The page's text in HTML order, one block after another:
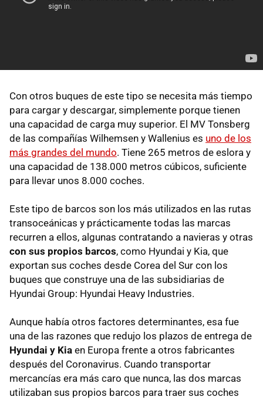
Con otros buques de este tipo se necesita más tiempo
para cargar y descargar, simplemente porque tienen
una capacidad de carga muy superior. El MV Tonsberg
de las compañías Wilhemsen y Wallenius es uno de los
más grandes del mundo. Tiene 265 metros de eslora y
una capacidad de 138.000 metros cúbicos, suficiente
para llevar unos 8.000 coches.
Este tipo de barcos son los más utilizados en las rutas
transoceánicas y prácticamente todas las marcas
recurren a ellos, algunas contratando a navieras y otras
con sus propios barcos, como Hyundai y Kia, que
exportan sus coches desde Corea del Sur con los
buques que construye una de las subsidiarias de
Hyundai Group: Hyundai Heavy Industries.
Aunque había otros factores determinantes, esa fue
una de las razones que redujo los plazos de entrega de
Hyundai y Kia en Europa frente a otros fabricantes
después del Coronavirus. Cuando transportar
mercancías era más caro que nunca, las dos marcas
utilizaban sus propios barcos para traer sus coches